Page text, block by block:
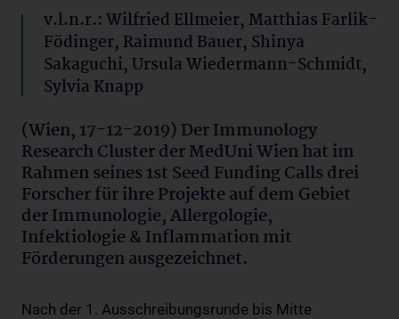
v.l.n.r.: Wilfried Ellmeier, Matthias Farlik-
Födinger, Raimund Bauer, Shinya
Sakaguchi, Ursula Wiedermann-Schmidt,
Sylvia Knapp
(Wien, 17-12-2019) Der Immunology
Research Cluster der MedUni Wien hat im
Rahmen seines 1st Seed Funding Calls drei
Forscher für ihre Projekte auf dem Gebiet
der Immunologie, Allergologie,
Infektiologie & Inflammation mit
Förderungen ausgezeichnet.
Nach der 1. Ausschreibungsrunde bis Mitte